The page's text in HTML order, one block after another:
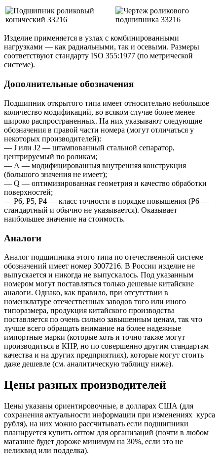
Изделие применяется в узлах с комбинированными
нагрузками — как радиальными, так и осевыми. Размеры
соответствуют стандарту ISO 355:1977 (по метрической
системе).
Дополнительные обозначения
Подшипник открытого типа имеет относительно небольшое
количество модификаций, во всяком случае более менее
широко распространенных. На них указывают следующие
обозначения в правой части номера (могут отличаться у
некоторых производителей):
— J или J2 — штампованный стальной сепаратор,
центрируемый по роликам;
— А — модифицированныя внутренняя конструкция
(большого значения не имеет);
— Q — оптимизированная геометрия и качество обработки
поверхностей;
— P6, P5, P4 — класс точности в порядке повышения (P6 —
стандартный и обычно не указывается). Оказывает
наибольшее значение на стоимость.
Аналоги
Аналог подшипника этого типа по отечественной системе
обозначений имеет номер 3007216. В России изделие не
выпускается и никогда не выпускалось. Под указанным
номером могут поставляться только дешевые китайские
аналоги. Однако, как правило, при отсутствии в
номенклатуре отечественных заводов того или иного
типоразмера, продукция китайского производства
поставляется по очень сильно завышенным ценам, так что
лучше всего обращать внимание на более надежные
импортные марки (которые хоть и точно также могут
производиться в КНР, но по совершенно другим стандартам
качества и на других предприятиях), которые могут стоить
даже дешевле (см. аналитическую таблицу ниже).
Цены разных производителей
Цены указаны ориентировочные, в долларах США (для
сохранения актуальности информации при изменениях курса
рубля), на них можно рассчитывать если подшипники
планируется купить оптом для организаций (почти в любом
магазине будет дороже минимум на 30%, если это не
неликвид или подделка).